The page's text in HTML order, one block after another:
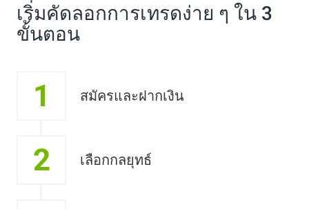
เริ่มคัดลอกการเทรดง่าย ๆ ใน 3
ขั้นตอน
1
2
สมัครและฝากเงิน
เลือกกลยุทธ์